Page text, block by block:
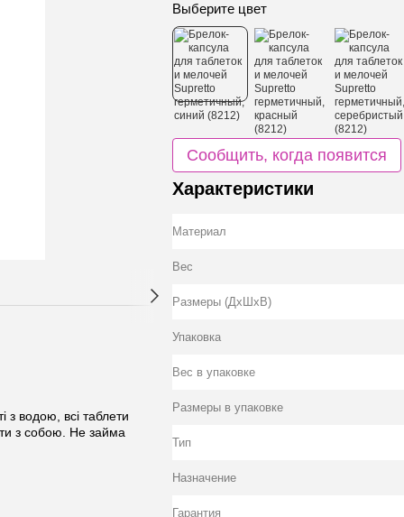
з водою, всі таблети
з собою. Не займа
Выберите цвет
Сообщить, когда появится
Характеристики
Материал
Вес
Размеры (ДхШхВ)
Упаковка
Вес в упаковке
Размеры в упаковке
Тип
Назначение
Гарантия